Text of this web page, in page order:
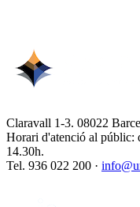
Claravall 1-3. 08022
Horari d'atenció al públic:
14.30h.
Tel. 936 022 200 ·